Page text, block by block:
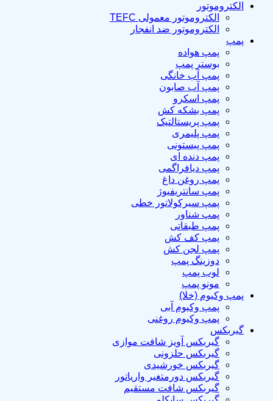
الکتروموتور
الکتروموتور معمولی TEFC
الکتروموتور ضد انفجار
پمپ
پمپ هواده
بوستر پمپ
پمپ آب خانگی
پمپ آب صابون
پمپ اسکرو
پمپ بشکه کش
پمپ پریستالتیک
پمپ پلیمری
پمپ پیستونی
پمپ دنده ای
پمپ دیافراگمی
پمپ روغن داغ
پمپ سانتریفیوژ
پمپ سیرکولاتور خطی
پمپ شناور
پمپ طبقاتی
پمپ کف کش
پمپ لجن کش
دوزینگ پمپ
لوب پمپ
مونو پمپ
پمپ وکیوم (خلا)
پمپ وکیوم آبی
پمپ وکیوم روغنی
گیربکس
گیربکس آویز شافت موازی
گیربکس حلزونی
گیربکس خورشیدی
گیربکس دورمتغیر واریاتور
گیربکس شافت مستقیم